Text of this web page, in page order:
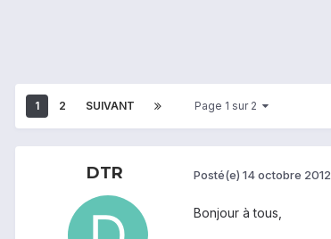
1 2 SUIVANT Page 1 sur 2
DTR Posté(e) 14 octobre 2012
Bonjour à tous,